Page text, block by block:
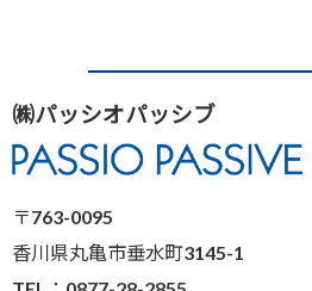
㈱パッシオパッシブ
〒763-0095
香川県丸亀市垂水町3145-1